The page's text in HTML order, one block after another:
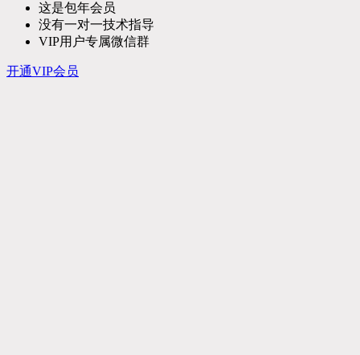
这是包年会员
没有一对一技术指导
VIP用户专属微信群
开通VIP会员